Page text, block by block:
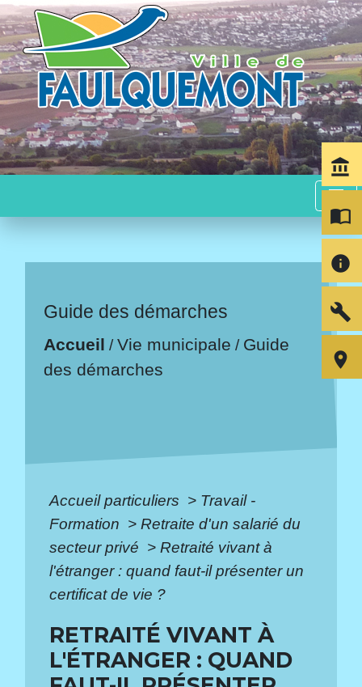
menu
Guide des démarches
Accueil /Vie municipale / Guide
des démarches
Accueil particuliers > Travail -
Formation > Retraite d'un salarié du
secteur privé > Retraité vivant à
l'étranger : quand faut-il présenter un
certificat de vie ?
RETRAITÉ VIVANT À
L'ÉTRANGER : QUAND
account_balance
import_contacts
info
build
room